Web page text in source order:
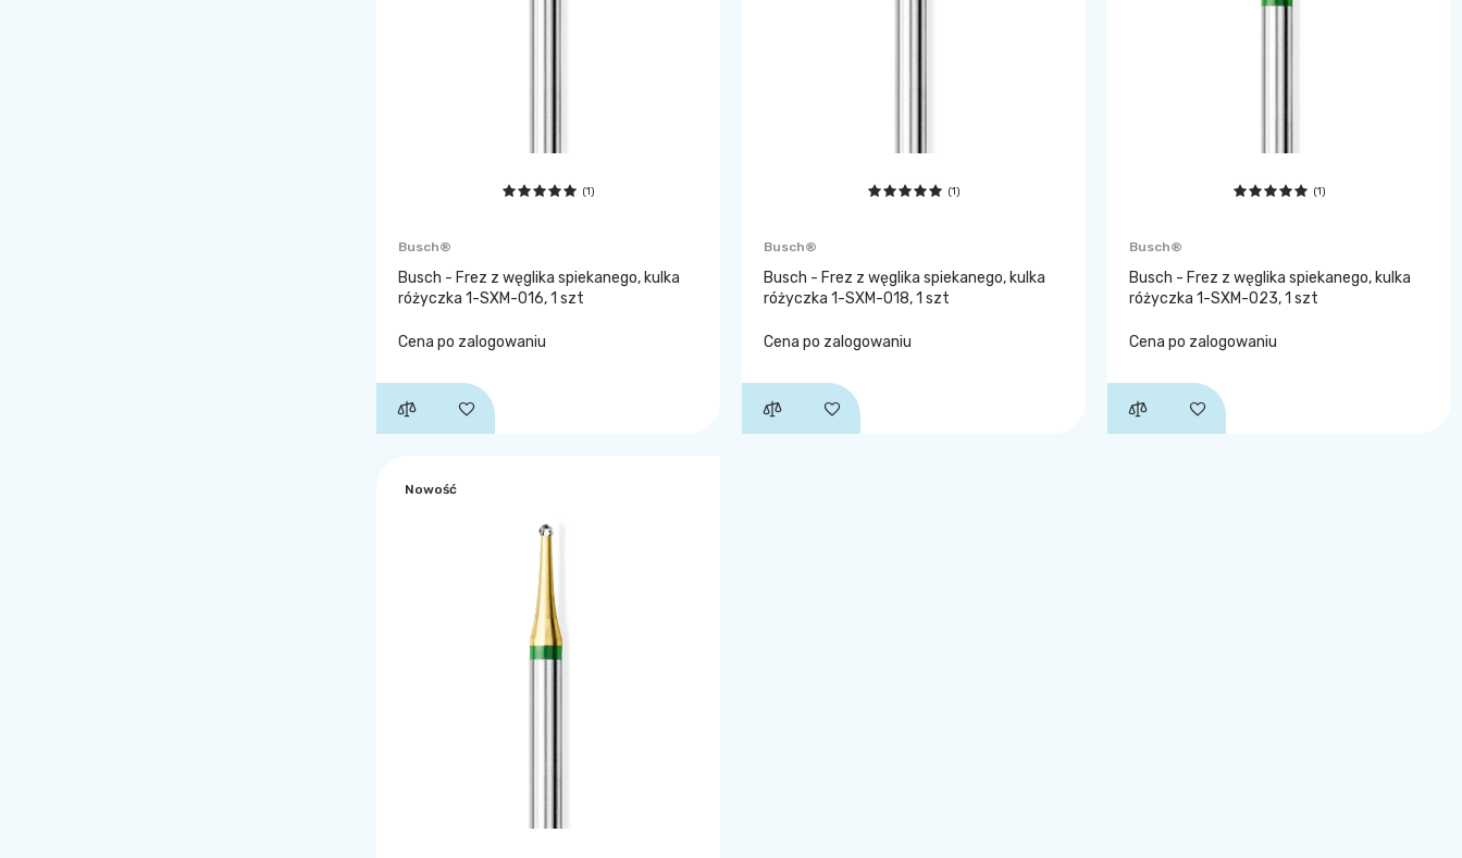
(1)
Busch®
Busch - Frez z węglika spiekanego, kulka
różyczka 1-SXM-016, 1 szt
Cena po zalogowaniu
(1)
Busch®
Busch - Frez z węglika spiekanego, kulka
różyczka 1-SXM-018, 1 szt
Cena po zalogowaniu
(1)
Busch®
Busch - Frez z węglika spiekanego, kulka
różyczka 1-SXM-023, 1 szt
Cena po zalogowaniu
Nowość